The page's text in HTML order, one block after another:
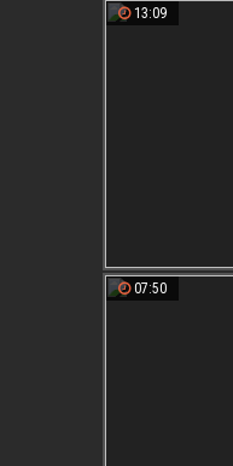
13:09
07:50